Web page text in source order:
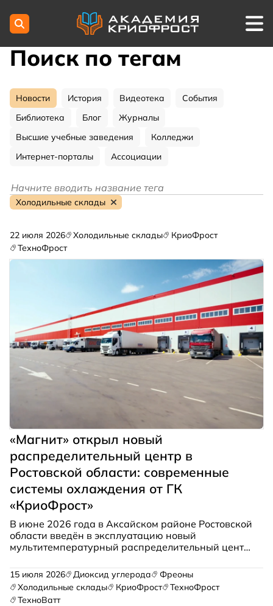
Поиск по тегам
Новости История Видеотека
События
Библиотека
Блог
Журналы
Высшие учебные заведения
Колледжи
Интернет-порталы
Ассоциации
Холодильные склады
22 июля 2026 Холодильные склады
КриоФрост
ТехноФрост
«Магнит» открыл новый
распределительный центр в
Ростовской области: современные
системы охлаждения от ГК
«КриоФрост»
В июне 2026 года в Аксайском районе Ростовской
области введён в эксплуатацию новый
мультитемпературный распределительный центр
логистического комплекса составляет почти 47
тысяч квадратных метров. Проект
холодоснабжения реализован ГК «КриоФрост».
15 июля 2026 Диоксид углерода
Фреоны
Холодильные склады
КриоФрост
ТехноФрост
ТехноВатт